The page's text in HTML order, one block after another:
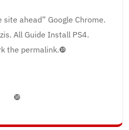
site ahead” Google Chrome.
All Guide Install PS4.
the permalink.❿
❿